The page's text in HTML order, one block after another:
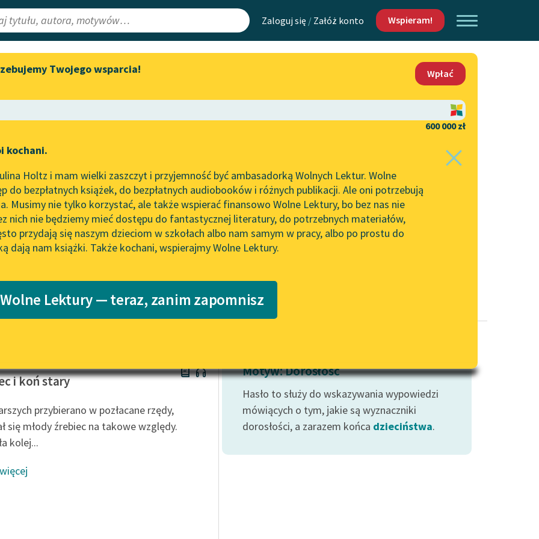
Zaloguj się / Załóż konto Wspieram!
Lektury
redakcyjne
Aktualności
Spotkanie z Katarzyną Tunkiel
do słuchania na Wolnych
Lekturach
Nowy audiobook – „Marzenie
o Oriencie” Sophie Elkan
Kolekcja Nadwyraz.com x
Wolne Lektury – idealna na
niepełnosprawnościami
E-kolekcja lektur szkolnych i
literatury do słuchania dla
uczennic i uczniów z
niepełnosprawnościami
Mapa Wolnych Lektur
Leśmianator
API
OAI-PMH
Widget Wolnych Lektur
Katalog
Katalog w formacie PDF
Kontakt
O projekcie
Zasady wykorzystania
Wolnych Lektur
Logotypy
Materiały promocyjne
wrażliwych
Deklaracja dostępności
Twojego wsparcia!
Wpłać
600 000 zł
kochani.
Holtz i mam wielki zaszczyt i przyjemność być ambasadorką Wolnych Lektur. Wolne
do bezpłatnych książek, do bezpłatnych audiobooków i różnych publikacji. Ale oni potrzebują
Musimy nie tylko korzystać, ale także wspierać finansowo Wolne Lektury, bo bez nas nie
nich nie będziemy mieć dostępu do fantastycznej literatury, do potrzebnych materiałów,
przydają się naszym dzieciom w szkołach albo nam samym w pracy, albo po prostu do
dają nam książki. Także kochani, wspierajmy Wolne Lektury.
Lektury — teraz, zanim zapomnisz
Dzieciństwo✖ Bajka✖
i koń stary
przybierano w pozłacane rzędy,
się młody źrebiec na takowe względy.
kolej...
Motyw: Dorosłość
Hasło to służy do wskazywania wypowiedzi
mówiących o tym, jakie są wyznaczniki
dorosłości, a zarazem końca dzieciństwa.